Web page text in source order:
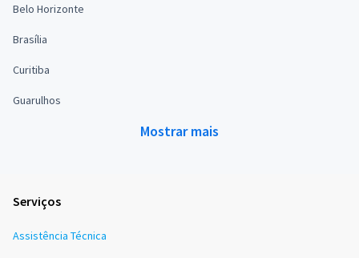
Belo Horizonte
Brasília
Curitiba
Guarulhos
Mostrar mais
Serviços
Assistência Técnica